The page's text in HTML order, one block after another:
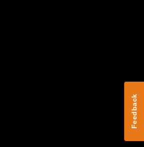
Feedback